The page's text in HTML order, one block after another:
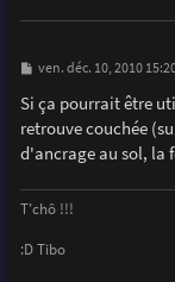
M
s
s
a
e
ven. déc. 10, 2010
Si ça pourrait être
retrouve couchée
d'ancrage au sol, la
T'chô !!!
:D Tibo